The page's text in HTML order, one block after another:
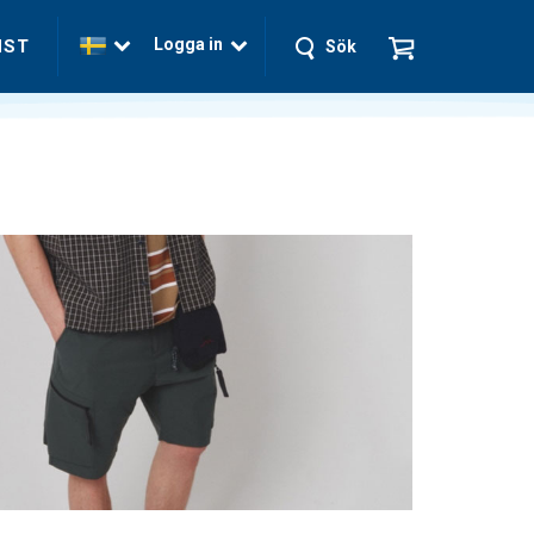
Logga in Sök